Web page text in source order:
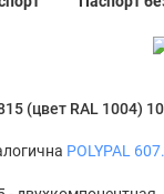
(цвет RAL 1004)
POLYPAL